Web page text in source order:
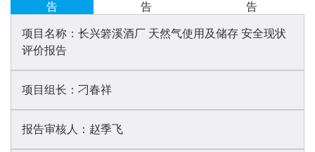
告 告 告
项目名称： 长兴箬溪酒厂 天然气使用及储存 安全现状
评价报告
项目组长： 刁春祥
报告审核人： 赵季飞